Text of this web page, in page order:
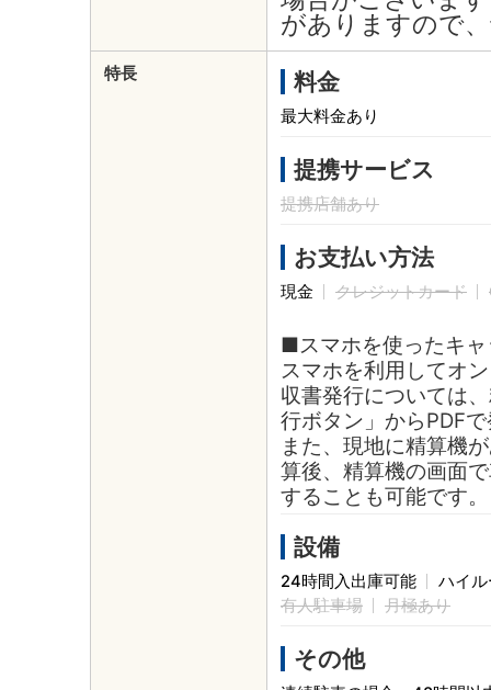
がありますので
特長 料金
最大料金あり
提携サービス
提携店舗あり
お支払い方法
現金 クレジットカード
■スマホを使ったキ
スマホを利用してオ
収書発行については
行ボタン」からPDF
また、現地に精算機
算後、精算機の画面
することも可能です。
設備
24時間入出庫可能
ハイ
有人駐車場
月極あり
その他